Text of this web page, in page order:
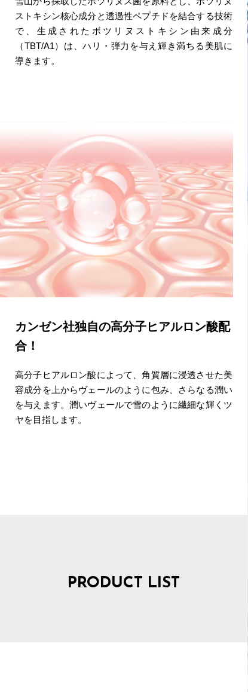
ストキシン核心成分と透過性ペプチドを結合する技術
で、生成されたボツリヌストキシン由来成分
（TBT/A1）は、ハリ・弾力を与え輝き満ちる美肌に
導きます。
カンゼン社独自の高分子ヒアルロン酸配
合！
高分子ヒアルロン酸によって、角質層に浸透させた美
容成分を上からヴェールのように包み、さらなる潤い
を与えます。潤いヴェールで雪のように繊細な輝くツ
ヤを目指します。
PRODUCT LIST